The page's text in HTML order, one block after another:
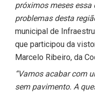
próximos meses essa
problemas desta
municipal de
que participou da
Marcelo Ribeiro, da
“Vamos acabar com
sem pavimento. A